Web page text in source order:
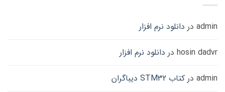
admin در دانلود نرم افزار
hosin dadvr در دانلود نرم افزار
admin در کتاب STM32 دیباگران